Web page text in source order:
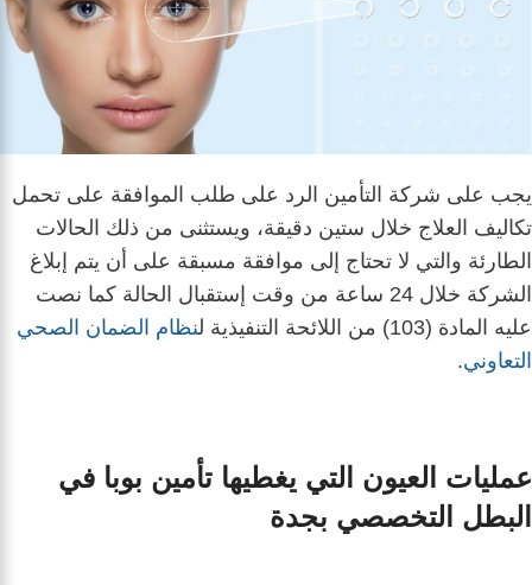
​يجب على شركة التأمين الرد على طلب الموافقة على تحمل
تكاليف العلاج خلال ستين دقيقة، ويستثنى من ذلك الحالات
الطارئة والتي لا تحتاج إلى موافقة مسبقة على أن يتم إبلاغ
الشركة خلال 24 ساعة من وقت إستقبال الحالة كما نصت
عليه المادة (103) من اللائحة التنفيذية ل
نظام الضمان الصحي
التعاوني.
عمليات العيون التي يغطيها تأمين بوبا في
البطل التخصصي بجدة